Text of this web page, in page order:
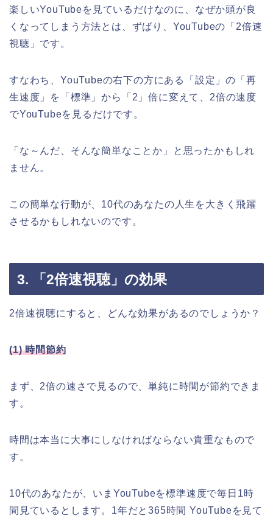
楽しいYouTubeを見ているだけなのに、なぜか頭が良
くなってしまう方法とは、ずばり、YouTubeの「2倍速
視聴」です。
すなわち、YouTubeの右下の方にある「設定」の「再
生速度」を「標準」から「2」倍に変えて、2倍の速度
でYouTubeを見るだけです。
「な～んだ、そんな簡単なことか」と思ったかもしれ
ません。
この簡単な行動が、10代のあなたの人生を大きく飛躍
させるかもしれないのです。
3. 「2倍速視聴」の効果
2倍速視聴にすると、どんな効果があるのでしょうか？
(1) 時間節約
まず、2倍の速さで見るので、単純に時間が節約できま
す。
時間は本当に大事にしなければならない貴重なもので
す。
10代のあなたが、いまYouTubeを標準速度で毎日1時
間見ているとします。1年だと365時間 YouTubeを見て